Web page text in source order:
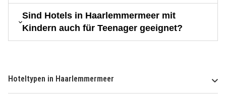
Sind Hotels in Haarlemmermeer mit
Kindern auch für Teenager geeignet?
Hoteltypen in Haarlemmermeer